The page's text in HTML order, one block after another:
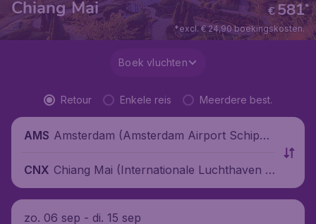
Chiang Mai €581*
*excl. € 24,90 boekingskosten.
Boek vluchten
Retour Enkele reis Meerdere best.
AMS Amsterdam (Amsterdam Airport Schipho
CNX Chiang Mai (Internationale Luchthaven C
hiang Mai), Thailand
zo. 06 sep - di. 15 sep